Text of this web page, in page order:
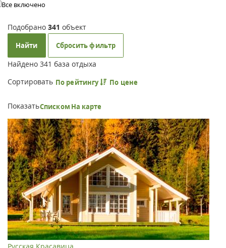
Все включено
Подобрано 341 объект
Найти Сбросить фильтр
Найдено 341 база отдыха
Сортировать По рейтингу По цене
ПоказатьСписком На карте